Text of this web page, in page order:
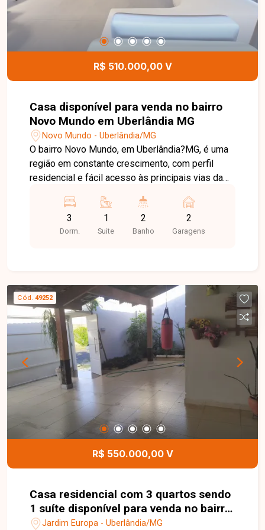
R$ 510.000,00 V
Casa disponível para venda no bairro
Novo Mundo em Uberlândia MG
Novo Mundo - Uberlândia/MG
O bairro Novo Mundo, em Uberlândia?MG, é uma
região em constante crescimento, com perfil
residencial e fácil acesso às principais vias da
praticidade no dia a dia e excelente potencial de
valorização. Linda casa com excelente
acabamento, composta por sala com pé-direito
iluminação em LED e rebaixamento em gesso.
Um imóvel moderno, bem distribuído e pensado
nos detalhes para oferecer conforto e
sofisticação. Entre em contato para mais
informações e aproveite essa excelente
oportunidade.
3
Dorm.
1
Suite
2
Banho
2
Garagens
Cód. 49252
R$ 550.000,00 V
Casa residencial com 3 quartos sendo
1 suíte disponível para venda no bairro
Jardim Europa em Uberlândia-MG
Jardim Europa - Uberlândia/MG